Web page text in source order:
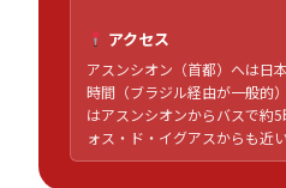
アクセス
アスンシオン（首都）へは日
時間（ブラジル経由が一般的
はアスンシオンからバスで約
ォス・ド・イグアスからも近い